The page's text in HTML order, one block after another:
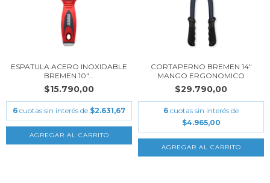
ESPATULA ACERO INOXIDABLE
BREMEN 10"...
$15.790,00
6 cuotas sin interés de $2.631,67
CORTAPERNO BREMEN 14"
MANGO ERGONOMICO
$29.790,00
6 cuotas sin interés de
$4.965,00